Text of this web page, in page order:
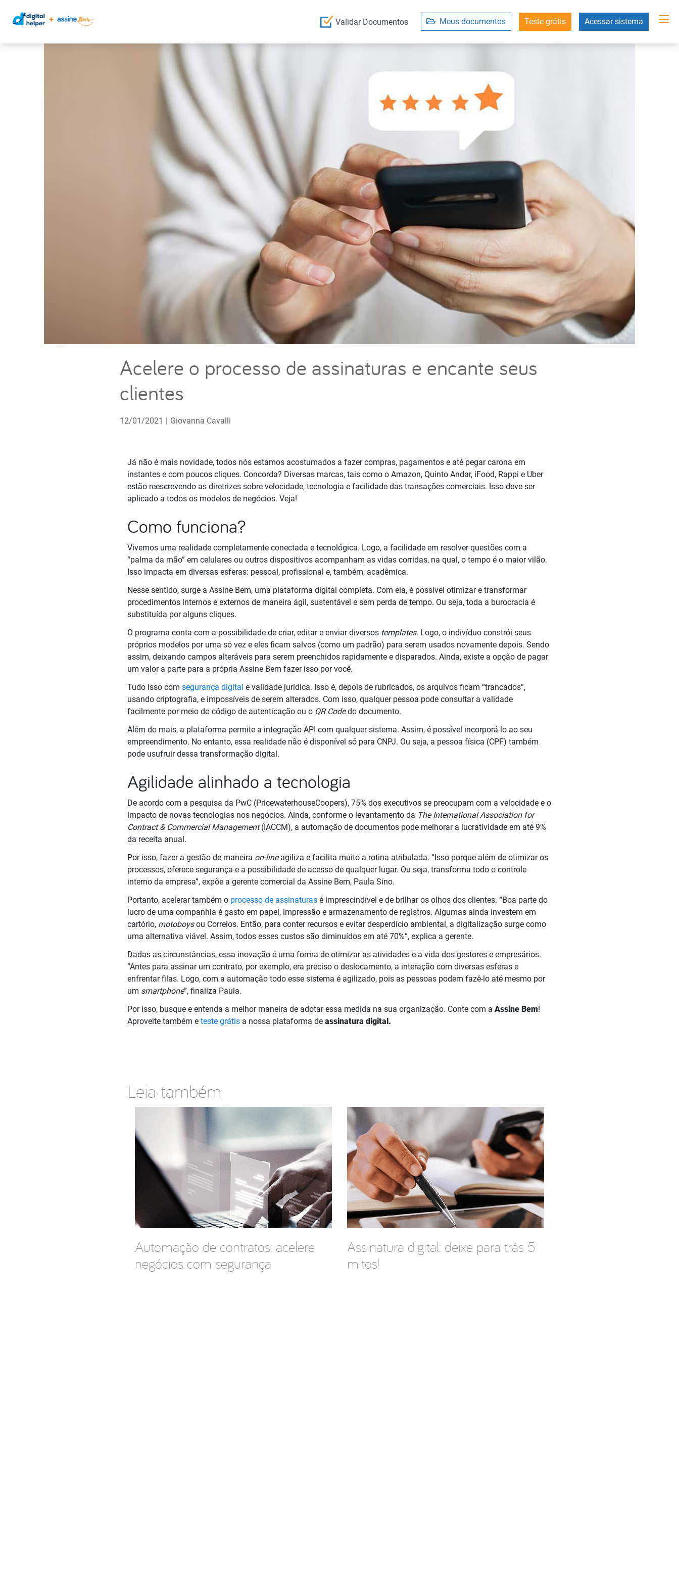
Acessar sistema
Teste grátis
Meus documentos
Validar Documentos
Acelere o processo de assinaturas e encante seus
clientes
12/01/2021 | Giovanna Cavalli
Já não é mais novidade, todos nós estamos acostumados a fazer compras, pagamentos e até pegar carona em
instantes e com poucos cliques. Concorda? Diversas marcas, tais como o Amazon, Quinto Andar, iFood, Rappi e Uber
estão reescrevendo as diretrizes sobre velocidade, tecnologia e facilidade das transações comerciais. Isso deve ser
aplicado a todos os modelos de negócios. Veja!
Como funciona?
Vivemos uma realidade completamente conectada e tecnológica. Logo, a facilidade em resolver questões com a
“palma da mão” em celulares ou outros dispositivos acompanham as vidas corridas, na qual, o tempo é o maior vilão.
Isso impacta em diversas esferas: pessoal, profissional e, também, acadêmica.
Nesse sentido, surge a Assine Bem, uma plataforma digital completa. Com ela, é possível otimizar e transformar
procedimentos internos e externos de maneira ágil, sustentável e sem perda de tempo. Ou seja, toda a burocracia é
substituída por alguns cliques.
O programa conta com a possibilidade de criar, editar e enviar diversos templates. Logo, o indivíduo constrói seus
próprios modelos por uma só vez e eles ficam salvos (como um padrão) para serem usados novamente depois. Sendo
assim, deixando campos alteráveis para serem preenchidos rapidamente e disparados. Ainda, existe a opção de pagar
um valor a parte para a própria Assine Bem fazer isso por você.
Tudo isso com segurança digital e validade jurídica. Isso é, depois de rubricados, os arquivos ficam “trancados”,
usando criptografia, e impossíveis de serem alterados. Com isso, qualquer pessoa pode consultar a validade
facilmente por meio do código de autenticação ou o QR Codedo documento.
Além do mais, a plataforma permite a integração API com qualquer sistema. Assim, é possível incorporá-lo ao seu
empreendimento. No entanto, essa realidade não é disponível só para CNPJ. Ou seja, a pessoa física (CPF) também
pode usufruir dessa transformação digital.
Agilidade alinhado a tecnologia
De acordo com a pesquisa da PwC (PricewaterhouseCoopers), 75% dos executivos se preocupam com a velocidade e o
impacto de novas tecnologias nos negócios. Ainda, conforme o levantamento da The International Association for
Contract & Commercial Management(IACCM), a automação de documentos pode melhorar a lucratividade em até 9%
da receita anual.
Por isso, fazer a gestão de maneira on-lineagiliza e facilita muito a rotina atribulada. “Isso porque além de otimizar os
processos, oferece segurança e a possibilidade de acesso de qualquer lugar. Ou seja, transforma todo o controle
interno da empresa”, expõe a gerente comercial da Assine Bem, Paula Sino.
Portanto, acelerar também o processo de assinaturas é imprescindível e de brilhar os olhos dos clientes. “Boa parte do
lucro de uma companhia é gasto em papel, impressão e armazenamento de registros. Algumas ainda investem em
cartório, motoboysou Correios. Então, para conter recursos e evitar desperdício ambiental, a digitalização surge como
uma alternativa viável. Assim, todos esses custos são diminuídos em até 70%”, explica a gerente.
Dadas as circunstâncias, essa inovação é uma forma de otimizar as atividades e a vida dos gestores e empresários.
“Antes para assinar um contrato, por exemplo, era preciso o deslocamento, a interação com diversas esferas e
enfrentar filas. Logo, com a automação todo esse sistema é agilizado, pois as pessoas podem fazê-lo até mesmo por
um smartphone”, finaliza Paula.
Por isso, busque e entenda a melhor maneira de adotar essa medida na sua organização. Conte com a Assine Bem!
Aproveite também e teste grátis a nossa plataforma de assinatura digital.
Leia também
Automação de contratos: acelere
negócios com segurança
Assinatura digital: deixe para trás 5
mitos!